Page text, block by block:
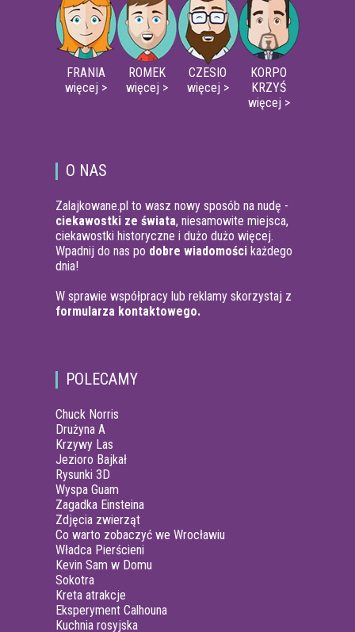
FRANIA
więcej >
ROMEK
więcej >
CZESIO
więcej >
KORPO
KRZYŚ
więcej >
O NAS
Zalajkowane.pl to wasz nowy sposób na nudę -
ciekawostki ze świata, niesamowite miejsca,
ciekawostki historyczne i dużo dużo więcej.
Wpadnij do nas po dobre wiadomości każdego
dnia!
W sprawie współpracy lub reklamy skorzystaj z
formularza kontaktowego.
POLECAMY
Chuck Norris
Drużyna A
Krzywy Las
Jezioro Bajkał
Rysunki 3D
Wyspa Guam
Zagadka Einsteina
Zdjęcia zwierząt
Co warto zobaczyć we Wrocławiu
Władca Pierścieni
Kevin Sam w Domu
Sokotra
Kreta atrakcje
Eksperyment Calhouna
Kuchnia rosyjska